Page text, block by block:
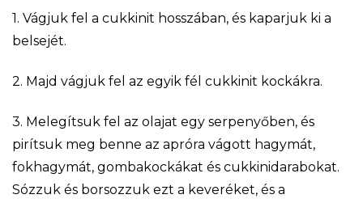
1. Vágjuk fel a cukkinit hosszában, és kaparjuk ki a
belsejét.
2. Majd vágjuk fel az egyik fél cukkinit kockákra.
3. Melegítsuk fel az olajat egy serpenyőben, és
pirítsuk meg benne az apróra vágott hagymát,
fokhagymát, gombakockákat és cukkinidarabokat.
Sózzuk és borsozzuk ezt a keveréket, és a